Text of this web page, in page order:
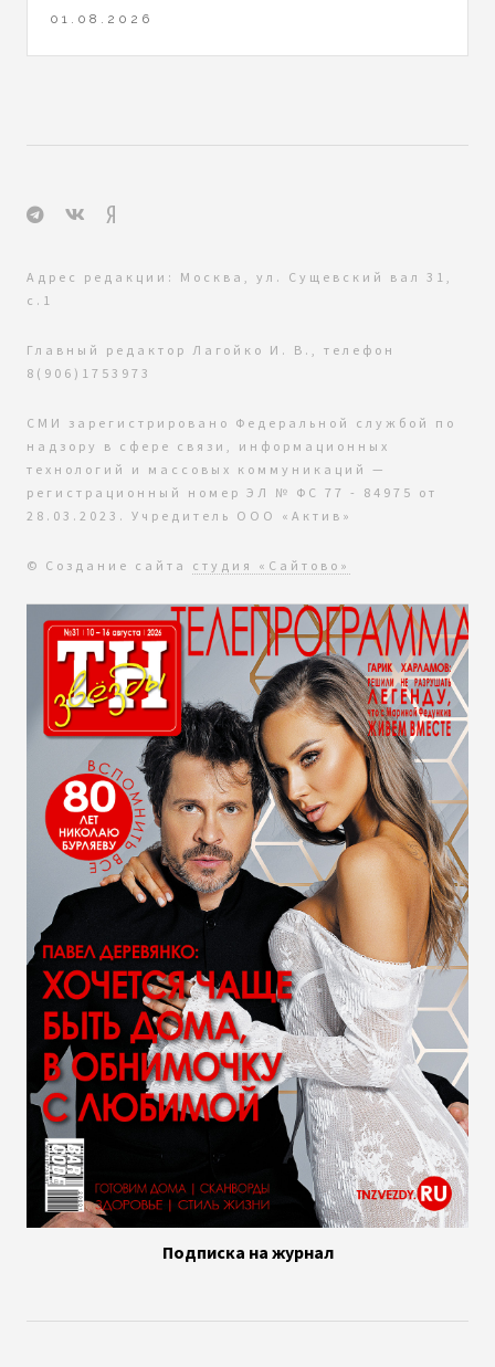
01.08.2026
Адрес редакции: Москва, ул. Сущевский вал 31,
с.1
Главный редактор Лагойко И. В., телефон
8(906)1753973
СМИ зарегистрировано Федеральной службой по
надзору в сфере связи, информационных
технологий и массовых коммуникаций —
регистрационный номер ЭЛ № ФС 77 - 84975 от
28.03.2023. Учредитель ООО «Актив»
© Создание сайта студия «Сайтово»
Подписка на журнал